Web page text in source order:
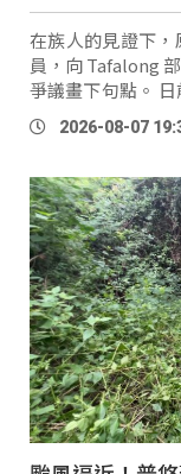
在族人的見證下
員，向 Tafalong
爭議畫下句點。 日前原文會製作一齣以族人旅外打拼故事為
基底的劇場戲劇
《Maan！把
2026-08-07